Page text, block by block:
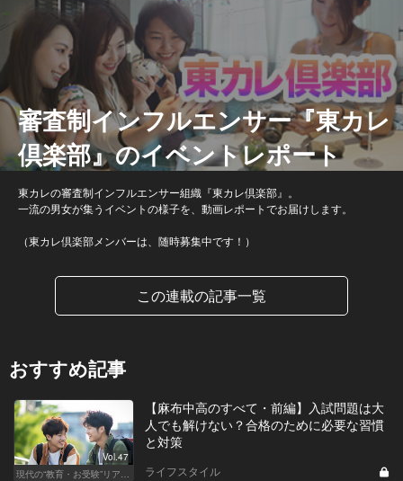
審査制インフルエンサー『東カレ
倶楽部』のイベントレポート
東カレの審査制インフルエンサー組織『東カレ倶楽部』。
一流の男女が集うイベントの様子を、動画レポートでお届けします。
（東カレ倶楽部メンバーは、随時募集中です！）
この連載の記事一覧
おすすめ記事
Vol.47
現代の“教育・お受験”リアルドキュメント
【麻布中高のすべて・前編】入試問題は大
人でも解けない？合格のために必要な習慣
と対策
ライフスタイル